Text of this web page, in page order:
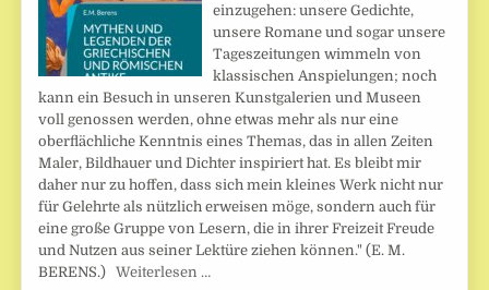
einzugehen: unsere Gedichte,
unsere Romane und sogar unsere
Tageszeitungen wimmeln von
klassischen Anspielungen; noch
kann ein Besuch in unseren Kunstgalerien und Museen
voll genossen werden, ohne etwas mehr als nur eine
oberflächliche Kenntnis eines Themas, das in allen Zeiten
Maler, Bildhauer und Dichter inspiriert hat. Es bleibt mir
daher nur zu hoffen, dass sich mein kleines Werk nicht nur
für Gelehrte als nützlich erweisen möge, sondern auch für
eine große Gruppe von Lesern, die in ihrer Freizeit Freude
und Nutzen aus seiner Lektüre ziehen können." (E. M.
BERENS.)Weiterlesen …